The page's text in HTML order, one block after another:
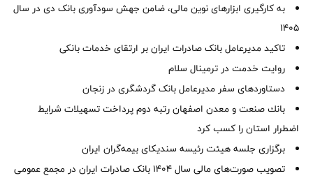
به کارگیری ابزارهای نوین مالی، ضامن جهش سودآوری بانک دی در سال
1405
تاکید مدیرعامل بانک صادرات ایران بر ارتقای خدمات بانکی
روایت خدمت در ترمینال سلام
دستاوردهای سفر مدیرعامل بانک گردشگری در زنجان
بانك صنعت و معدن اصفهان رتبه دوم پرداخت تسهیلات شرایط
اضطرار استان را كسب كرد
برگزاری جلسه هیئت رئیسه سندیکای بیمه‌گران ایران
تصویب صورت‌های مالی سال ۱۴۰۴ بانک صادرات ایران در مجمع عمومی